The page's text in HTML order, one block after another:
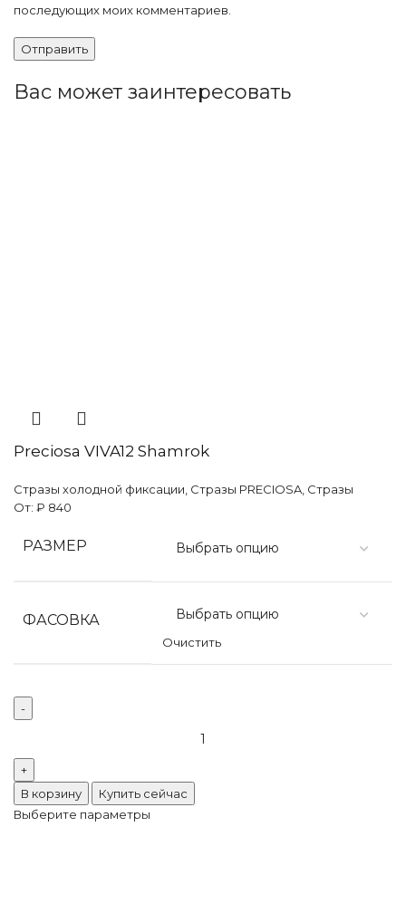
последующих моих комментариев.
Вас может заинтересовать
Preciosa VIVA12 Shamrok
Стразы холодной фиксации Стразы PRECIOSA Стразы
От: ₽ 840
РАЗМЕР
ФАСОВКА
Очистить
Preciosa
VIVA12
Shamrok
В корзину
Купить сейчас
Выберите параметры